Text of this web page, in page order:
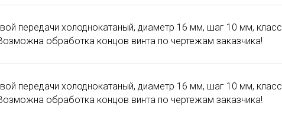
передачи холоднокатаный, диаметр 16 мм, шаг 10 мм, класс
обработка концов винта по чертежам заказчика!
передачи холоднокатаный, диаметр 16 мм, шаг 10 мм, класс
обработка концов винта по чертежам заказчика!